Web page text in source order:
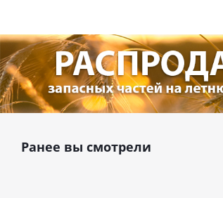
Ранее вы смотрели